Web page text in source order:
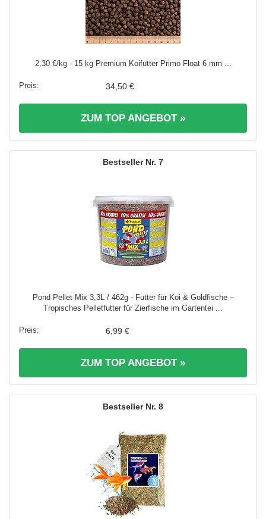
2,30 €/kg - 15 kg Premium Koifutter Primo Float 6 mm ...
34,50 €
ZUM TOP ANGEBOT »
7
Pond Pellet Mix 3,3L / 462g - Futter für Koi & Goldfische –
Tropisches Pelletfutter für Zierfische im Gartentei ...
6,99 €
ZUM TOP ANGEBOT »
8